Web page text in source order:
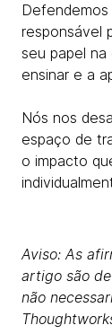
responsável
seu papel na
ensinar e a
Nós nos
espaço de
o impacto
Aviso: As
artigo são
não